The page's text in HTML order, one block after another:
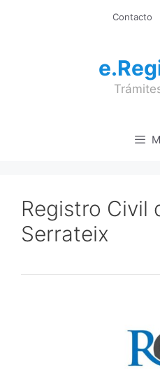
Contacto
Registro Civil
Serrateix